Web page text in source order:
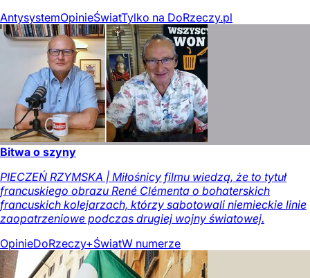
AntysystemOpinieŚwiatTylko na DoRzeczy.pl
Bitwa o szyny
PIECZEŃ RZYMSKA | Miłośnicy filmu wiedzą, że to tytuł
francuskiego obrazu René Clémenta o bohaterskich
francuskich kolejarzach, którzy sabotowali niemieckie linie
zaopatrzeniowe podczas drugiej wojny światowej.
OpinieDoRzeczy+ŚwiatW numerze